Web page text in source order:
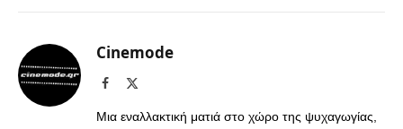
Cinemode
Facebook
Μια εναλλακτική ματιά στο χώρο της ψυχαγωγίας,